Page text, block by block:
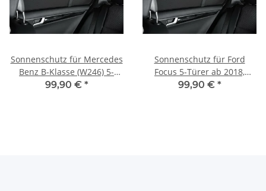
Sonnenschutz für Mercedes
Benz B-Klasse (W246) 5-
Türer BJ. 2012-2018, 6-teilig
99,90 € *
Sonnenschutz für Ford
Focus 5-Türer ab 2018,
Blenden hinten +
99,90 € *